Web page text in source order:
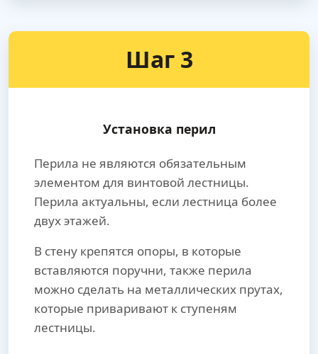
Шаг 3
Установка перил
Перила не являются обязательным
элементом для винтовой лестницы.
Перила актуальны, если лестница более
двух этажей.
В стену крепятся опоры, в которые
вставляются поручни, также перила
можно сделать на металлических прутах,
которые приваривают к ступеням
лестницы.